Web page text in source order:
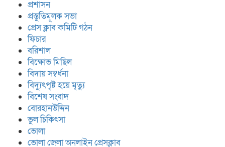
প্রশাসন
প্রস্তুতিমূলক সভা
প্রেস ক্লাব কমিটি গঠন
ফিচার
বরিশাল
বিক্ষোভ মিছিল
বিদায় সম্বর্ধনা
বিদ্যুৎপৃষ্ট হয়ে মৃত্যু
বিশেষ সংবাদ
বোরহানউদ্দিন
ভুল চিকিৎসা
ভোলা
ভোলা জেলা অনলাইন প্রেসক্লাব